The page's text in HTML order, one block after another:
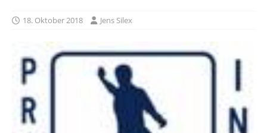
18. Oktober 2018 Jens Silex